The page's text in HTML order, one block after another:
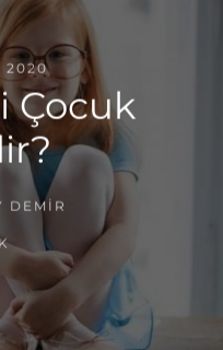
2020
Çocuk
DEMIR